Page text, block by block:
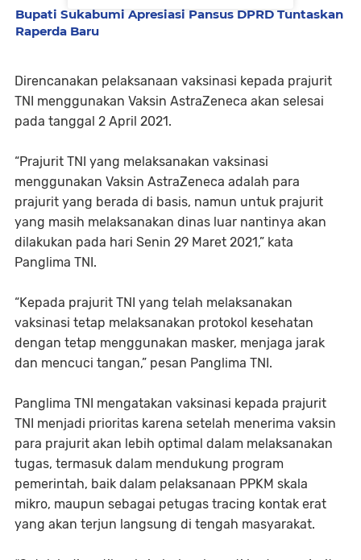
Bupati Sukabumi Apresiasi Pansus DPRD Tuntaskan
Raperda Baru
Direncanakan pelaksanaan vaksinasi kepada prajurit
TNI menggunakan Vaksin AstraZeneca akan selesai
pada tanggal 2 April 2021.
“Prajurit TNI yang melaksanakan vaksinasi
menggunakan Vaksin AstraZeneca adalah para
prajurit yang berada di basis, namun untuk prajurit
yang masih melaksanakan dinas luar nantinya akan
dilakukan pada hari Senin 29 Maret 2021,” kata
Panglima TNI.
“Kepada prajurit TNI yang telah melaksanakan
vaksinasi tetap melaksanakan protokol kesehatan
dengan tetap menggunakan masker, menjaga jarak
dan mencuci tangan,” pesan Panglima TNI.
Panglima TNI mengatakan vaksinasi kepada prajurit
TNI menjadi prioritas karena setelah menerima vaksin
para prajurit akan lebih optimal dalam melaksanakan
tugas, termasuk dalam mendukung program
pemerintah, baik dalam pelaksanaan PPKM skala
mikro, maupun sebagai petugas tracing kontak erat
yang akan terjun langsung di tengah masyarakat.